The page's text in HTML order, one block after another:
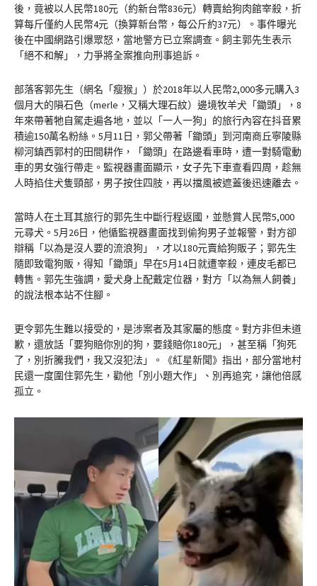
後，竟被以人民幣180元（約新台幣836元）轉賣給狗肉館宰殺，折
算每斤僅約人民幣4元（換算新台幣，每公斤約37元）。事件曝光
後在中國網路引爆眾怒，當地警方已立案調查。飼主郭先生表示
「絕不和解」，力爭將全案推向刑事追訴。
部落客郭先生（網名「瘦猴」）於2018年以人民幣2,000多元購入3
個月大的隕石色（merle，又稱大理石紋）邊境牧羊犬「鋤頭」，8
年來帶著牠自駕走遍各地，並以「一人一狗」的旅行內容在抖音累
積逾150萬名粉絲。5月11日，郭父帶著「鋤頭」到河南商丘寧陵縣
柳河鎮西郭村的田間耕作，「鋤頭」在路邊看車時，遭一對騎電動
車的男女強行帶走。監視器畫面顯示，女子先下車查看四周，趁無
人時掐住犬隻頸部，男子按住四肢，再以擋風被遮蓋後迅速離去。
當時人在土耳其旅行的郭先生中斷行程返國，並懸賞人民幣5,000
元尋犬。5月26日，他循監視器畫面找到偷狗男子並報警，對方卻
辯稱「以為是沒人要的流浪狗」，才以180元賣給狗販子；郭先生
隨即致電狗販，得知「鋤頭」早在5月14日就遭宰殺，連皮毛都已
轉售。郭先生強調，愛犬身上配戴定位器，對方「以為無人飼養」
的說法根本站不住腳。
更令郭先生難以接受的，是涉案者及其家屬的態度。對方非但未道
歉，還放話「要狗賠你別的狗，要錢賠你180元」，甚至稱「狗死
了，別折騰我們，我又沒犯法」。《紅星新聞》指出，部分當地村
民還一度圍住郭先生，勸他「別小題大作」、別再追究，讓他倍感
孤立。